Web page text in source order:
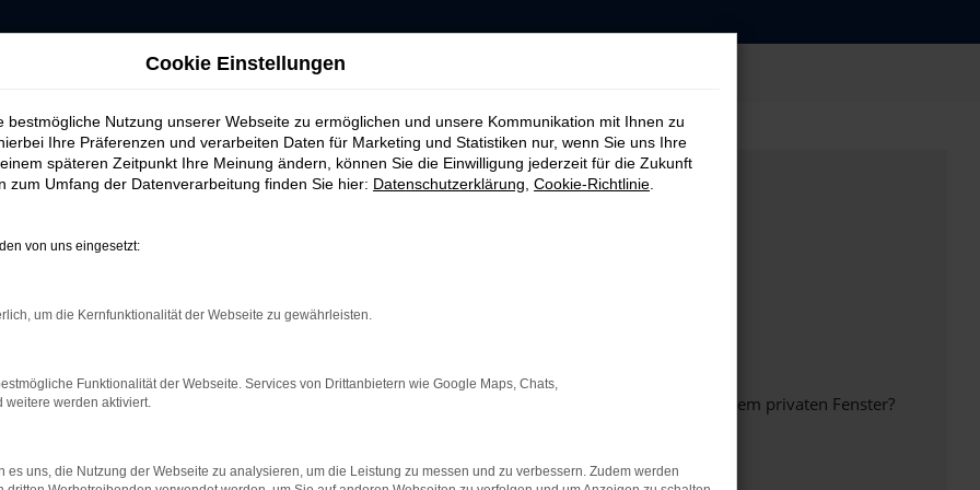
bestimmter Seiten verhindern. Funktioniert die Seite in einem anderen Browser oder in einem privaten Fenster?
beheben.
Cookie Einstellungen
bestmögliche Nutzung unserer Webseite zu ermöglichen und unsere Kommunikation mit Ihnen zu
Ihre Präferenzen und verarbeiten Daten für Marketing und Statistiken nur, wenn Sie uns Ihre
späteren Zeitpunkt Ihre Meinung ändern, können Sie die Einwilligung jederzeit für die Zukunft
zum Umfang der Datenverarbeitung finden Sie hier: Datenschutzerklärung Cookie-Richtlinie
von uns eingesetzt:
um die Kernfunktionalität der Webseite zu gewährleisten.
Funktionalität der Webseite. Services von Drittanbietern wie Google Maps, Chats,
weitere werden aktiviert.
es uns, die Nutzung der Webseite zu analysieren, um die Leistung zu messen und zu verbessern. Zudem werden